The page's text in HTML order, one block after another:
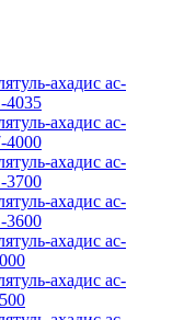
ахадис ас-
4035
ахадис ас-
4000
ахадис ас-
3700
ахадис ас-
3600
ахадис ас-
ахадис ас-